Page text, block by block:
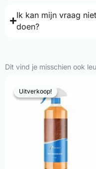
Ik kan mijn vraag
doen?
Dit vind je misschien ook
Uitverkoop!
Uitverkoop!